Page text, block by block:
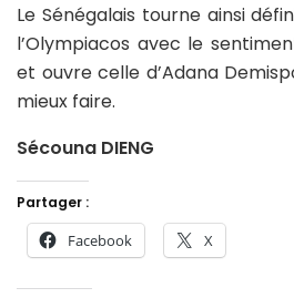
Le Sénégalais tourne ainsi
l’Olympiacos avec le
et ouvre celle d’Adana
mieux faire.
Sécouna DIENG
Partager :
Facebook X